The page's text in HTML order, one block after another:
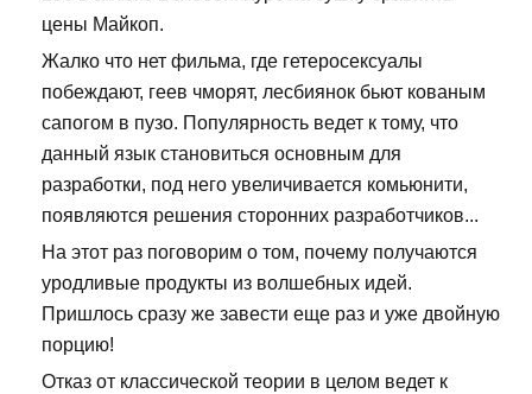
цены Майкоп.
Жалко что нет фильма, где гетеросексуалы
побеждают, геев чморят, лесбиянок бьют кованым
сапогом в пузо. Популярность ведет к тому, что
данный язык становиться основным для
разработки, под него увеличивается комьюнити,
появляются решения сторонних разработчиков...
На этот раз поговорим о том, почему получаются
уродливые продукты из волшебных идей.
Пришлось сразу же завести еще раз и уже двойную
порцию!
Отказ от классической теории в целом ведет к